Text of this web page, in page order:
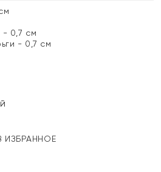
- 0,7 см
- 0,7 см
ИЗБРАННОЕ